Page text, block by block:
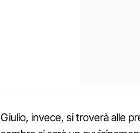
Giulio, invece, si troverà alle